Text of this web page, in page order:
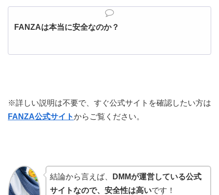
FANZAは本当に安全なのか？
※詳しい説明は不要で、すぐ公式サイトを確認したい方は
FANZA公式サイトからご覧ください。
結論から言えば、
DMMが運営している公式
サイトなので、安全性は高いです！